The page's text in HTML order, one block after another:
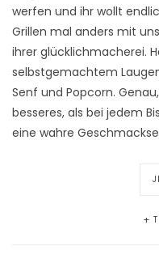
werfen und ihr wollt
Grillen mal anders mit
ihrer glücklichmacherei.
selbstgemachtem
Senf und Popcorn.
besseres, als bei jedem
eine wahre